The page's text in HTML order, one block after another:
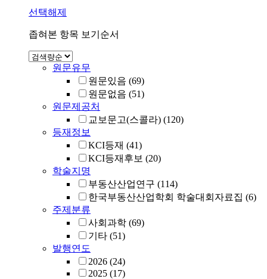
선택해제
좁혀본 항목 보기순서
원문유무
원문있음 (69)
원문없음 (51)
원문제공처
교보문고(스콜라) (120)
등재정보
KCI등재 (41)
KCI등재후보 (20)
학술지명
부동산산업연구 (114)
한국부동산산업학회 학술대회자료집 (6)
주제분류
사회과학 (69)
기타 (51)
발행연도
2026 (24)
2025 (17)